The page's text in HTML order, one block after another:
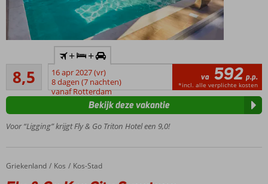
In
Kos-
Stad
vlak
bij het
strand
carterestaurant
8,5
Aanrader
90
beoordelingen
+ +
16 apr 2027 (vr)
8 dagen (7 nachten)
vanaf Rotterdam
va 592 p.p.
*incl. alle verplichte kosten
Voor “Ligging” krijgt Fly & Go Triton Hotel een 9,0!
Bekijk deze vakantie
Home
Griekenland Kos Kos-Stad
Fly & Go Kos City Sunstone